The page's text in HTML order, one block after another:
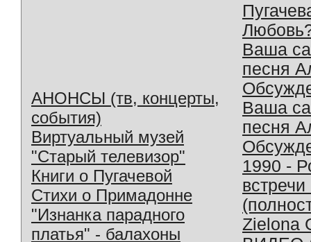
АНОНСЫ (тв, концерты,
события)
Виртуальный музей
"Старый телевизор"
Книги о Пугачевой
Стихи о Примадонне
"Изнанка парадного
платья" - балахоны
Ваша
песня
Ваша
песня
1990 -
Zielona